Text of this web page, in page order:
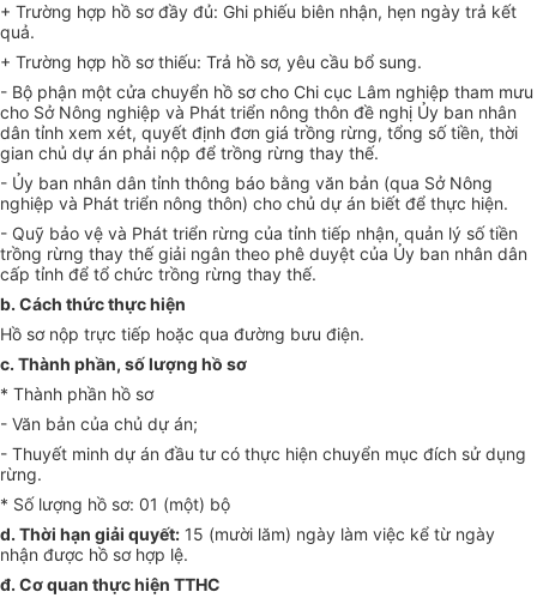
+ Trường hợp hồ sơ đầy đủ: Ghi phiếu biên nhận, hẹn ngày trả kết
quả.
+ Trường hợp hồ sơ thiếu: Trả hồ sơ, yêu cầu bổ sung.
- Bộ phận một cửa chuyển hồ sơ cho Chi cục Lâm nghiệp tham mưu
cho Sở Nông nghiệp và Phát triển nông thôn đề nghị Ủy ban nhân
dân tỉnh xem xét, quyết định đơn giá trồng rừng, tổng số tiền, thời
gian chủ dự án phải nộp để trồng rừng thay thế.
- Ủy ban nhân dân tỉnh thông báo bằng văn bản (qua Sở Nông
nghiệp và Phát triển nông thôn) cho chủ dự án biết để thực hiện.
- Quỹ bảo vệ và Phát triển rừng của tỉnh tiếp nhận, quản lý số tiền
trồng rừng thay thế giải ngân theo phê duyệt của Ủy ban nhân dân
cấp tỉnh để tổ chức trồng rừng thay thế.
b. Cách thức thực hiện
Hồ sơ nộp trực tiếp hoặc qua đường bưu điện.
c. Thành phần, số lượng hồ sơ
* Thành phần hồ sơ
- Văn bản của chủ dự án;
- Thuyết minh dự án đầu tư có thực hiện chuyển mục đích sử dụng
rừng.
* Số lượng hồ sơ: 01 (một) bộ
d. Thời hạn giải quyết: 15 (mười lăm) ngày làm việc kể từ ngày
nhận được hồ sơ hợp lệ.
đ. Cơ quan thực hiện TTHC